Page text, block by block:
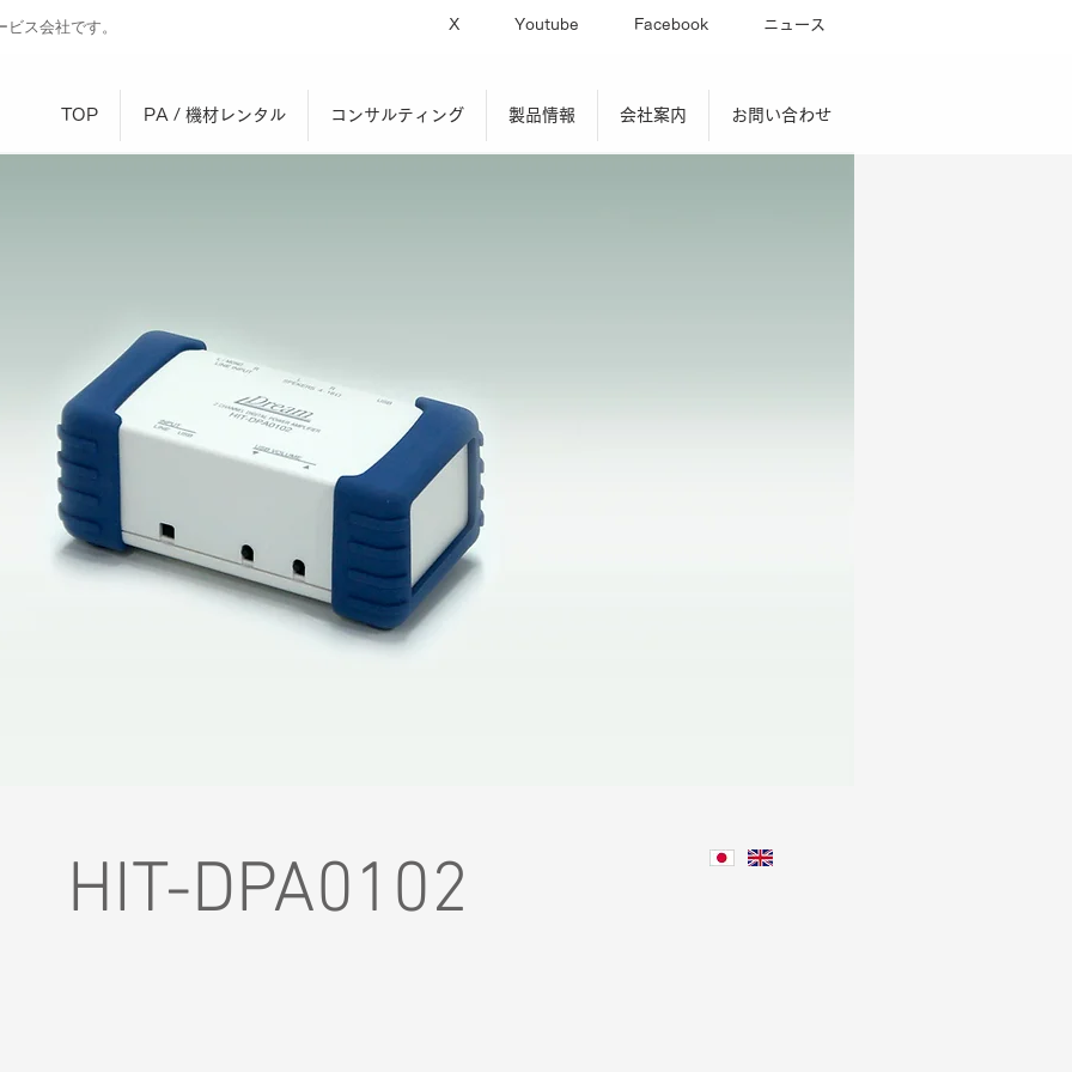
ス会社です。 X Youtube Facebook ニュース
TOP PA / 機材レンタル コンサルティング 製品情報 会社案内 お問い合わせ
HIT-DPA0102